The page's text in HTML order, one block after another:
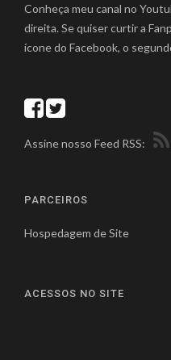
Conheça meu canal no
direita. Se quiser curtir a
ícone do Facebook, o
Assine nosso Feed RSS:
PARCEIROS
Hospedagem de Site
ACESSOS NO SITE